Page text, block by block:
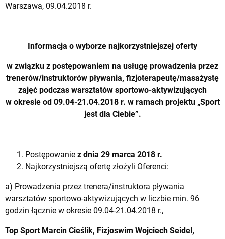
Warszawa, 09.04.2018 r.
Informacja o wyborze najkorzystniejszej oferty
w związku z postępowaniem na usługę prowadzenia przez
trenerów/instruktorów pływania, fizjoterapeutę/masażystę
zajęć podczas warsztatów sportowo-aktywizujących
w okresie od 09.04-21.04.2018 r. w ramach projektu „Sport
jest dla Ciebie”.
Postępowanie z dnia 29 marca 2018 r.
Najkorzystniejszą ofertę złożyli Oferenci:
a) Prowadzenia przez trenera/instruktora pływania
warsztatów sportowo-aktywizujących w liczbie min. 96
godzin łącznie w okresie 09.04-21.04.2018 r.,
Top Sport Marcin Cieślik, Fizjoswim Wojciech Seidel,